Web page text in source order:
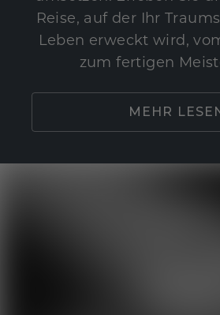
Reise, auf der Ihr
Leben erweckt wird,
zum fertigen
MEHR